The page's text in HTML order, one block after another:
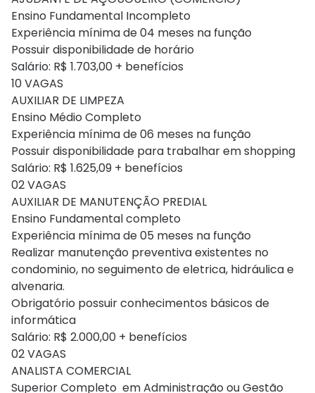
Ensino Fundamental Incompleto
Experiência mínima de 04 meses na função
Possuir disponibilidade de horário
Salário: R$ 1.703,00 + benefícios
10 VAGAS
AUXILIAR DE LIMPEZA
Ensino Médio Completo
Experiência mínima de 06 meses na função
Possuir disponibilidade para trabalhar em shopping
Salário: R$ 1.625,09 + benefícios
02 VAGAS
AUXILIAR DE MANUTENÇÃO PREDIAL
Ensino Fundamental completo
Experiência mínima de 05 meses na função
Realizar manutenção preventiva existentes no
condominio, no seguimento de eletrica, hidráulica e
alvenaria.
Obrigatório possuir conhecimentos básicos de
informática
Salário: R$ 2.000,00 + benefícios
02 VAGAS
ANALISTA COMERCIAL
Superior Completo em Administração ou Gestão